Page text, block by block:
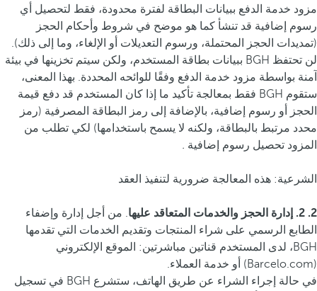
مزود خدمة الدفع ببيانات البطاقة لفترة محدودة، فقط لتحصيل أي
رسوم إضافية قد تنشأ كما هو موضح في شروط وأحكام الحجز
(تمديدات الحجز المحتملة، ورسوم التعديلات أو الإلغاء، وما إلى ذلك).
لن تحتفظ BGH ببيانات بطاقة المستخدم، ولكن سيتم تخزينها في بيئة
آمنة بواسطة مزود خدمة الدفع وفقًا للوائحه المحددة. بهذا المعنى،
ستقوم BGH فقط بمعالجة تأكيد ما إذا كان المستخدم قد دفع قيمة
الحجز أو رسوم إضافية، بالإضافة إلى رمز البطاقة المصرفية (رمز
محدد مرتبط بالبطاقة، ولكنه لا يسمح باستخدامها) لكي تطلب من
المزود تحصيل رسوم إضافية .
الشرعية: هذه المعالجة ضرورية لتنفيذ العقد
2. 2. إدارة الحجز والخدمات المتعاقد عليها
. من أجل إدارة وإضفاء
الطابع الرسمي على شراء المنتجات وتقديم الخدمات التي تقدمها
BGH، لدى المستخدم قناتين مباشرتين: الموقع الإلكتروني
(Barcelo.com) أو خدمة العملاء.
في حالة إجراء الشراء عن طريق الهاتف، ستشرع BGH في تسجيل